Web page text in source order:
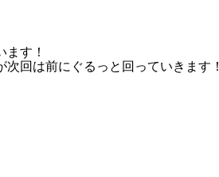
ます！
回は前にぐるっと回っていきます！